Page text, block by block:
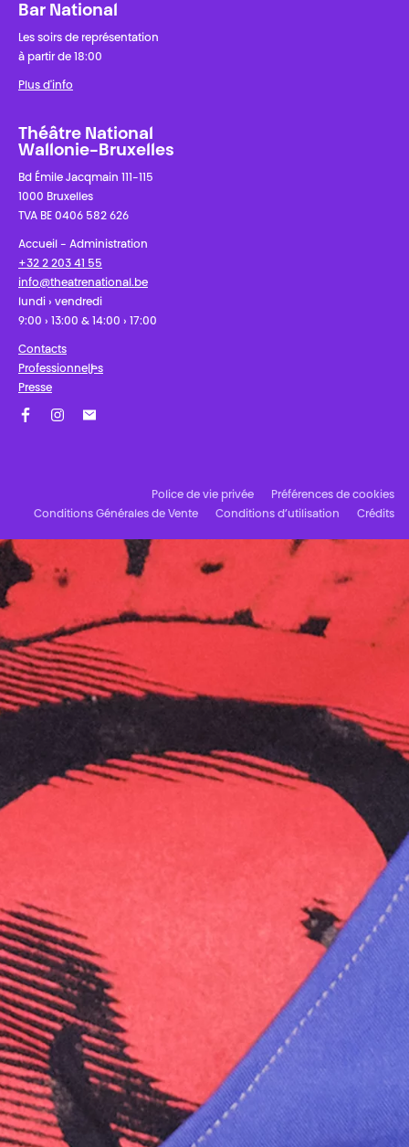
Bar National
Les soirs de représentation
à partir de 18:00
Plus d'info
Théâtre National
Wallonie-Bruxelles
Bd Émile Jacqmain 111-115
1000 Bruxelles
TVA BE 0406 582 626
Accueil - Administration
+32 2 203 41 55
info@theatrenational.be
lundi › vendredi
9:00 › 13:00 & 14:00 › 17:00
Contacts
Professionnel·les
Presse
Police de vie privée
Préférences de cookies
Conditions Générales de Vente
Conditions d’utilisation Crédits